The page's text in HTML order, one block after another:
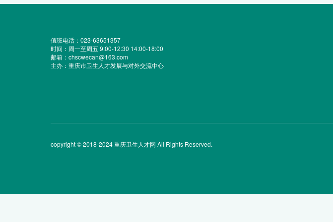
值班电话：023-63651357
时间：周一至周五 9:00-12:30 14:00-18:00
邮箱：chscwecan@163.com
主办：重庆市卫生人才发展与对外交流中心
copyright © 2018-2024 重庆卫生人才网 All Rights Reserved.